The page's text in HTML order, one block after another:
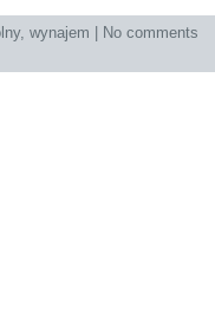
, wynajem
No comments